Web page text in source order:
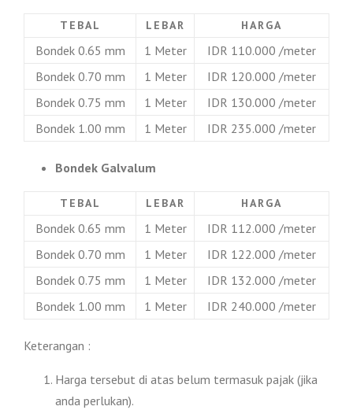
TEBAL LEBAR HARGA
Bondek 0.65 mm 1 Meter
IDR 110.000 /meter
Bondek 0.70 mm
1 Meter
IDR 120.000 /meter
Bondek 0.75 mm
1 Meter
IDR 130.000 /meter
Bondek 1.00 mm
1 Meter IDR 235.000 /meter
Bondek Galvalum
TEBAL LEBAR HARGA
Bondek 0.65 mm 1 Meter
IDR 112.000 /meter
Bondek 0.70 mm
1 Meter
IDR 122.000 /meter
Bondek 0.75 mm
1 Meter
IDR 132.000 /meter
Bondek 1.00 mm
1 Meter IDR 240.000 /meter
Keterangan :
Harga tersebut di atas belum termasuk pajak (jika
anda perlukan).